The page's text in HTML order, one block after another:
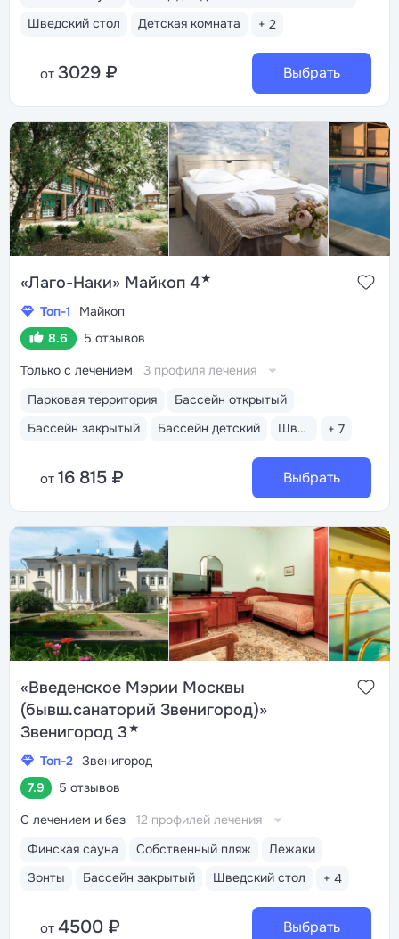
Шведский стол
Детская комната + 2
от 3029 ₽ Выбрать
«Лаго-Наки» Майкоп 4★
Топ-1
Майкоп
8.6
5 отзывов
Парковая территория
Бассейн открытый
Бассейн закрытый
Бассейн детский Шведский стол + 7
Только с лечением 3 профиля лечения
от 16 815 ₽ Выбрать
«Введенское Мэрии Москвы
(бывш.санаторий Звенигород)»
Звенигород 3★
Топ-2 Звенигород
7.9
5 отзывов
Финская сауна Собственный пляж
Лежаки
Зонты
Бассейн закрытый Шведский стол + 4
С лечением и без 12 профилей лечения
от 4500 ₽ Выбрать